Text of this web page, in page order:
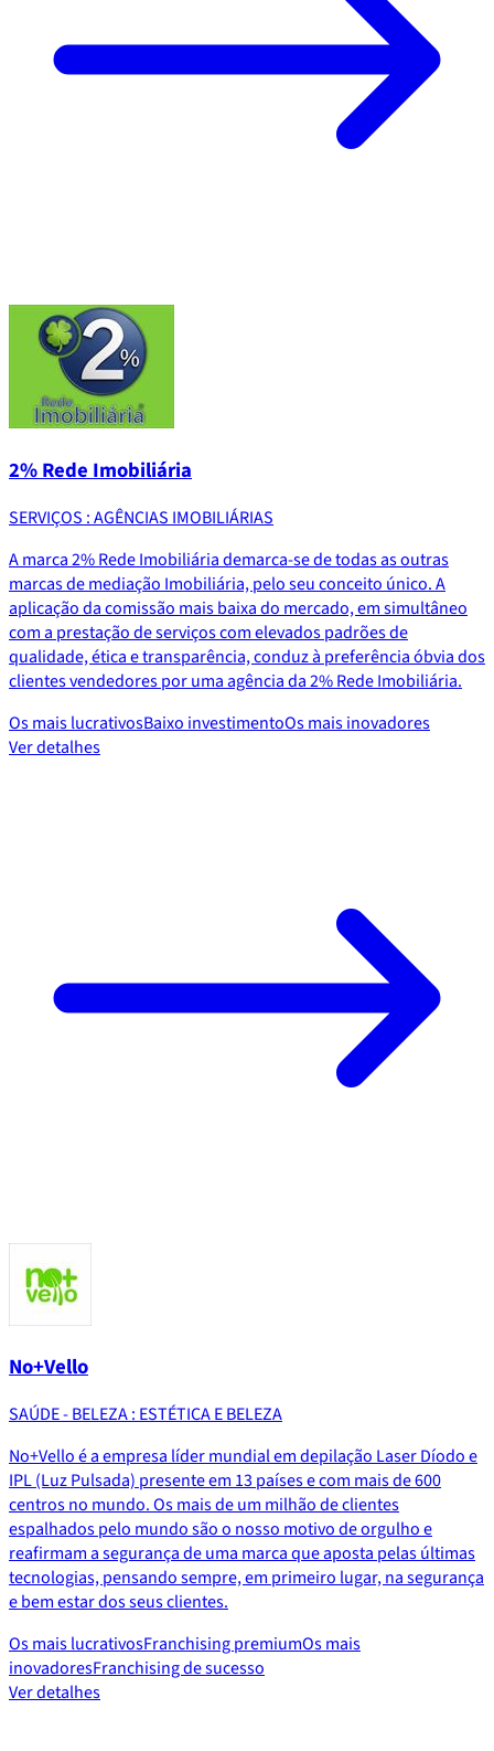
2% Rede Imobiliária
SERVIÇOS : AGÊNCIAS IMOBILIÁRIAS
A marca 2% Rede Imobiliária demarca-se de todas as outras
marcas de mediação Imobiliária, pelo seu conceito único. A
aplicação da comissão mais baixa do mercado, em simultâneo
com a prestação de serviços com elevados padrões de
qualidade, ética e transparência, conduz à preferência óbvia dos
clientes vendedores por uma agência da 2% Rede Imobiliária.
Os mais lucrativosBaixo investimentoOs mais inovadores
Ver detalhes
No+Vello
SAÚDE - BELEZA : ESTÉTICA E BELEZA
No+Vello é a empresa líder mundial em depilação Laser Díodo e
IPL (Luz Pulsada) presente em 13 países e com mais de 600
centros no mundo. Os mais de um milhão de clientes
espalhados pelo mundo são o nosso motivo de orgulho e
reafirmam a segurança de uma marca que aposta pelas últimas
tecnologias, pensando sempre, em primeiro lugar, na segurança
e bem estar dos seus clientes.
Os mais lucrativosFranchising premiumOs mais
inovadoresFranchising de sucesso
Ver detalhes